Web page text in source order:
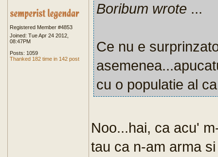
Registered Member #4853
Joined: Tue Apr 24 2012,
08:47PM
Posts: 1059
Thanked 182 time in 142 post
Boribum wrote ...
Ce nu e
cu o populatie al
Noo...hai, ca acu'
tau ca n-am arma